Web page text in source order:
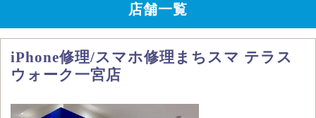
店舗一覧
iPhone修理/スマホ修理まちスマ テラス
ウォーク一宮店